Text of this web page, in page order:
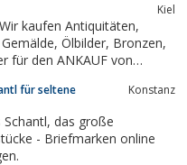
Kiel
kaufen Antiquitäten,
für seltene
Konstanz
große
- Briefmarken online